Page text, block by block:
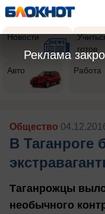
Новости
готов
Авто Работа
Общество
В Таганроге
Таганрожцы
необычного
Реклама